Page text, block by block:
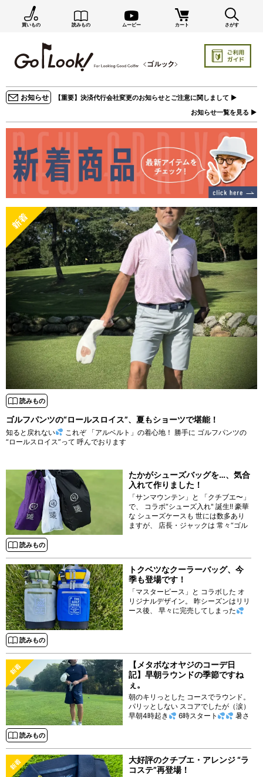
買いもの 読みもの ムービー カート さがす
お知らせ
【重要】決済代行会社変更のお知らせとご注意に関しまして ▶
お知らせ一覧を見る ▶
読みもの
ゴルフパンツの“ロールスロイス”、夏もショーツで堪能！
知ると戻れない
これぞ 「アルベルト」の着心地！ 勝手に ゴルフパンツの
“ロールスロイス”って 呼んでおります
読みもの
たかがシューズバッグを…、気合
入れて作りました！
「サンマウンテン」と 「クチブエ〜」
で、 コラボ“シューズ入れ" 誕生!! 豪華
な シューズケースも 世には数多あり
ますが、 店長・ジャックは 常々“ゴル
読みもの
トクベツなクーラーバッグ、今
季も登場です！
「マスターピース」と コラボした オ
リジナルデザイン。 昨シーズンはリリ
ース後、 早々に完売してしまった
読みもの
【メタボなオヤジのコーデ日
記】早朝ラウンドの季節ですね
ぇ。
朝のキリっとした コースでラウンド。
パリッとしない スコアでしたが（涙）
早朝4時起き
6時スタート
暑さ
トルマン ◯
大好評のクチブエ・アレンジ “ラ
コステ”再登場！